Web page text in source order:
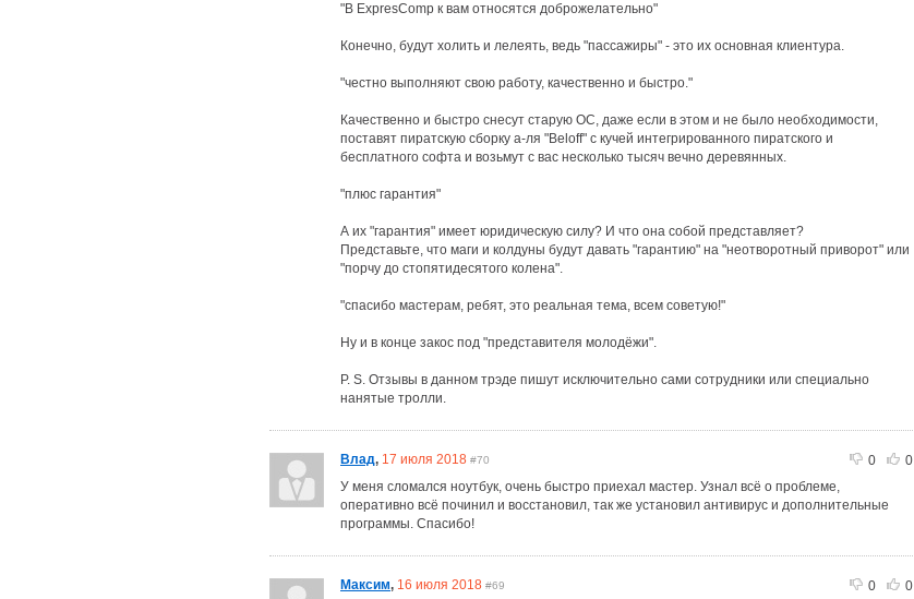
"В ExpresComp к вам относятся доброжелательно"
Конечно, будут холить и лелеять, ведь "пассажиры" - это их основная клиентура.
"честно выполняют свою работу, качественно и быстро."
Качественно и быстро снесут старую ОС, даже если в этом и не было необходимости,
поставят пиратскую сборку а-ля "Beloff" с кучей интегрированного пиратского и
бесплатного софта и возьмут с вас несколько тысяч вечно деревянных.
"плюс гарантия"
А их "гарантия" имеет юридическую силу? И что она собой представляет?
Представьте, что маги и колдуны будут давать "гарантию" на "неотворотный приворот" или
"порчу до стопятидесятого колена".
"спасибо мастерам, ребят, это реальная тема, всем советую!"
Ну и в конце закос под "представителя молодёжи".
P. S. Отзывы в данном трэде пишут исключительно сами сотрудники или специально
нанятые тролли.
0 0
Влад, 17 июля 2018 #70
У меня сломался ноутбук, очень быстро приехал мастер. Узнал всё о проблеме,
оперативно всё починил и восстановил, так же установил антивирус и дополнительные
программы. Спасибо!
0 0
Максим, 16 июля 2018 #69